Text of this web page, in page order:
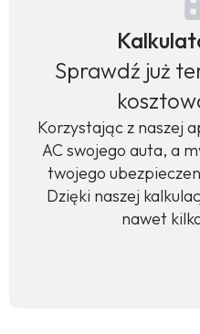
Sprawdź już
Korzystając z naszej
AC swojego auta, a
twojego
Dzięki naszej
nawet